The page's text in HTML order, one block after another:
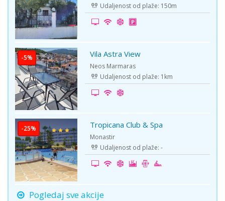
Udaljenost od plaže: 150m
-5% Vila Astra View
Neos Marmaras
Udaljenost od plaže: 1km
-25% Tropicana Club & Spa
Monastir
Udaljenost od plaže: -
Pogledaj sve akcije